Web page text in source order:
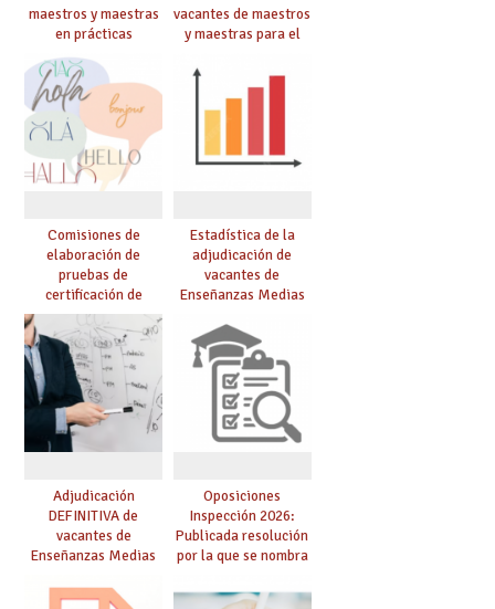
maestros y maestras
en prácticas
vacantes de maestros
y maestras para el
Comisiones de
elaboración de
pruebas de
certificación de
competencia
lingüística: publicada
resolución definitiva
Estadística de la
adjudicación de
vacantes de
Enseñanzas Medias
Adjudicación
DEFINITIVA de
vacantes de
Enseñanzas Medias
Oposiciones
Inspección 2026:
Publicada resolución
por la que se nombra
prácticas, se regulan